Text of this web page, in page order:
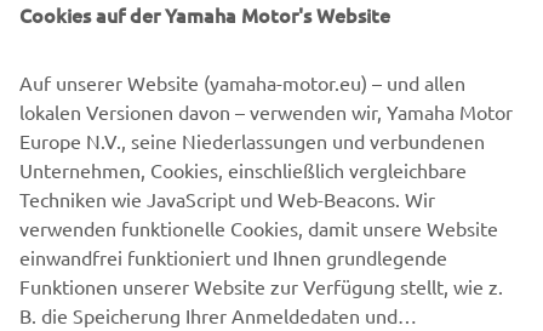
diversifying needs of today’s manufacturers.
Yamaha SMT Section has sales and service offices in
Japan, China, Southeast Asia, Europe and North America
provide a truly global sales and service network that will
safeguard best in class on-site sales & service support for
clients.
www.yamaha-motor-im.eu
Cookies auf der Yamaha Motor's Website
Auf unserer Website (yamaha-motor.eu) – und allen
lokalen Versionen davon – verwenden wir, Yamaha Motor
Europe N.V., seine Niederlassungen und verbundenen
Unternehmen, Cookies, einschließlich vergleichbare
Techniken wie JavaScript und Web-Beacons. Wir
verwenden funktionelle Cookies, damit unsere Website
einwandfrei funktioniert und Ihnen grundlegende
Funktionen unserer Website zur Verfügung stellt, wie z.
B. die Speicherung Ihrer Anmeldedaten und